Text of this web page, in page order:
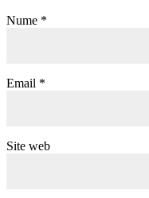
Nume *
Email *
Site web